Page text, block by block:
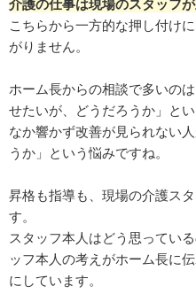
こちらから一方的な押し付け
がりません。
ホーム長からの相談で多いの
せたいが、どうだろうか」と
なか響かず改善が見られない
うか」という悩みですね。
昇格も指導も、現場の介護ス
す。
スタッフ本人はどう思ってい
ッフ本人の考えがホーム長に
にしています。